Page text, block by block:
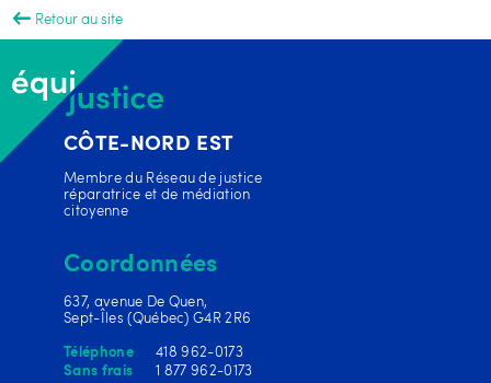
Retour au site
CÔTE-NORD EST
Membre du Réseau de justice
réparatrice et de médiation
citoyenne
Coordonnées
637, avenue De Quen,
Sept-Îles (Québec) G4R 2R6
Téléphone 418 962-0173
Sans frais 1 877 962-0173